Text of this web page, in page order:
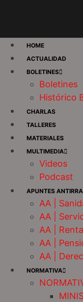
HOME
ACTUALIDAD
BOLETINES
Boletines
Histórico
CHARLAS
TALLERES
MATERIALES
MULTIMEDIA
Videos
Podcast
APUNTES
AA |
AA |
AA |
AA |
AA |
NORMATIVA